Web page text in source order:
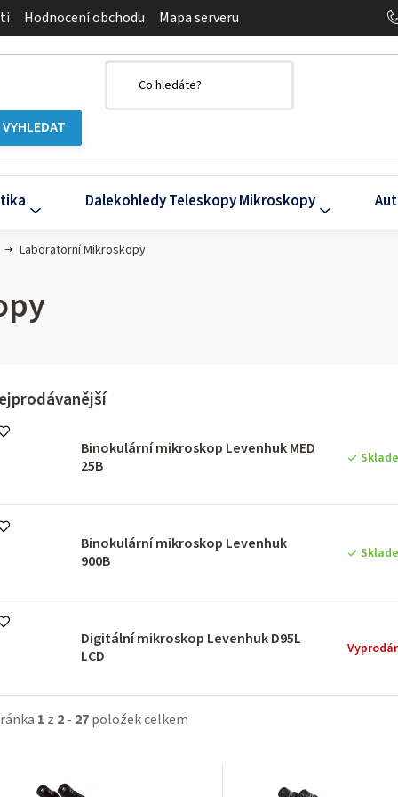
Hodnocení obchodu Mapa serveru
Dalekohledy Teleskopy Mikroskopy
Laboratorní Mikroskopy
Binokulární mikroskop Levenhuk MED
25B
Binokulární mikroskop Levenhuk
900B
Digitální mikroskop Levenhuk D95L
LCD
1 z 2- 27položek celkem